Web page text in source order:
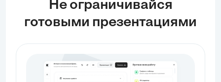
Не ограничивайся
готовыми презентациями